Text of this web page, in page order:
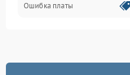
Ошибка платы